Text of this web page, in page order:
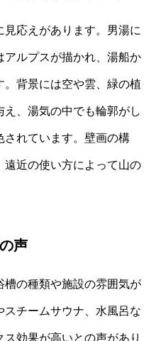
応えがあります。男湯に
アルプスが描かれ、湯船か
。背景には空や雲、緑の植
、湯気の中でも輪郭がし
されています。壁画の構
遠近の使い方によって山の
声
の種類や施設の雰囲気が
チームサウナ、水風呂な
効果が高いとの声があり